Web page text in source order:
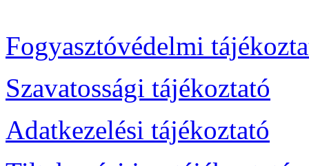
Fogyasztóvédelmi
Szavatossági tájékoztató
Adatkezelési tájékoztató